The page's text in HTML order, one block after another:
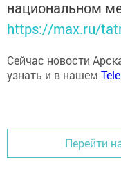
https://max.ru/
Сейчас новости
узнать и в нашем
Перейти